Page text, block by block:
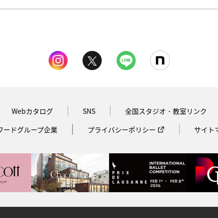
Webカタログ SNS
全国スタジオ・教室リンク
ードグループ企業
プライバシーポリシー サイト